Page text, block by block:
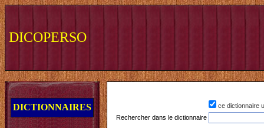
DICOPERSO
DICTIONNAIRES
ce dictionnaire
Rechercher dans le dictionnaire